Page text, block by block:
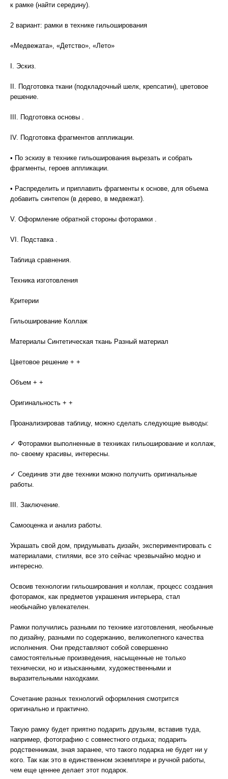
к рамке (найти середину).
2 вариант: рамки в технике гильоширования
«Медвежата», «Детство», «Лето»
I. Эскиз.
II. Подготовка ткани (подкладочный шелк, крепсатин), цветовое
решение.
III. Подготовка основы .
IV. Подготовка фрагментов аппликации.
• По эскизу в технике гильоширования вырезать и собрать
фрагменты, героев аппликации.
• Распределить и приплавить фрагменты к основе, для объема
добавить синтепон (в дерево, в медвежат).
V. Оформление обратной стороны фоторамки .
VI. Подставка .
Таблица сравнения.
Техника изготовления
Критерии
Гильоширование Коллаж
Материалы Синтетическая ткань Разный материал
Цветовое решение + +
Объем + +
Оригинальность + +
Проанализировав таблицу, можно сделать следующие выводы:
✓ Фоторамки выполненные в техниках гильоширование и коллаж,
по- своему красивы, интересны.
✓ Соединив эти две техники можно получить оригинальные
работы.
III. Заключение.
Самооценка и анализ работы.
Украшать свой дом, придумывать дизайн, экспериментировать с
материалами, стилями, все это сейчас чрезвычайно модно и
интересно.
Освоив технологии гильоширования и коллаж, процесс создания
фоторамок, как предметов украшения интерьера, стал
необычайно увлекателен.
Рамки получились разными по технике изготовления, необычные
по дизайну, разными по содержанию, великолепного качества
исполнения. Они представляют собой совершенно
самостоятельные произведения, насыщенные не только
технически, но и изысканными, художественными и
выразительными находками.
Сочетание разных технологий оформления смотрится
оригинально и практично.
Такую рамку будет приятно подарить друзьям, вставив туда,
например, фотографию с совместного отдыха; подарить
родственникам, зная заранее, что такого подарка не будет ни у
кого. Так как это в единственном экземпляре и ручной работы,
чем еще ценнее делает этот подарок.